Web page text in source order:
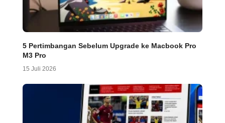
5 Pertimbangan Sebelum Upgrade ke Macbook Pro
M3 Pro
15 Juli 2026